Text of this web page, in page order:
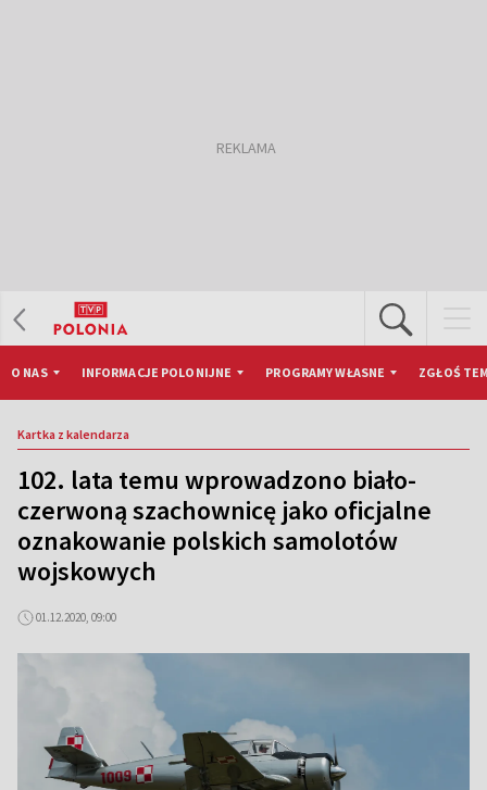
O NAS INFORMACJE POLONIJNE PROGRAMY WŁASNE ZGŁOŚ
Kartka z kalendarza
102. lata temu wprowadzono biało-
czerwoną szachownicę jako oficjalne
oznakowanie polskich samolotów
wojskowych
01.12.2020, 09:00